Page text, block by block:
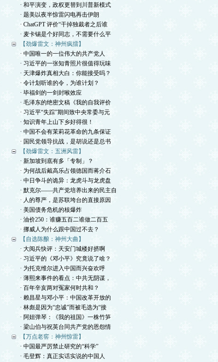
· 和平演变，政权更替到川普新模式
· 题美以夜半惊雷闪电再击伊朗
· ChatGPT 评价“干掉独裁者之后谁
· 麦卡锡是个好同志，不需要什么平
【劲爆雷文：神州疯擂】
· 中国唯一的一位伟大的共产党人
· 习近平的一张知青照片很值得玩味
· 天津爆炸真相大白：你能接受吗？
· 令计划听谁的令，为谁计划？
· 毕福剑的一剑封喉效应
· 毛泽东的绝密文稿《我的自我评价
· 习近平“失踪”期间致中央常委与元
· 知识青年上山下乡好得很！
· 中国不会有茉莉花革命的九条保证
· 国民党领导抗战，是胡说还是总书
【劲爆雷文：五洲风雷】
· 新加坡到底有多「专制」？
· 为何战后戴高乐占领德国而蒋介石
· 中日争斗的诡异：龙虎斗与龙虎盘
· 默克尔——共产党培养出来的民主自
· 人的尊严，是苏联垮台的直接原因
· 美国债务危机的核爆炸
· 油价250：谁赚五百二谁做二百五
· 挪威人为什么跟中国过不去？
【自选陈酿：神州大曲】
· 大阅兵快评：天安门城楼好挤啊
· 习近平的《邓小平》究竟说了啥？
· 为托克维尔进入中国而兴奋欢呼
· 薄熙来事件的看点：中共无阴谋，
· 百年辛亥两对冤家何时共和？
· 赖昌星与邓小平：中国改革开放的
· 林彪是因为“忠诚”而被毛选为“接
· 阿妞弹琴：《我的祖国》一株竹笋
· 梁山伯与祝英台同共产党的恩怨情
【万点老窖：神州惊雷】
· 中国最严厉禁止研究的“科学”
· 毛登辉：真正实话实说的中国人